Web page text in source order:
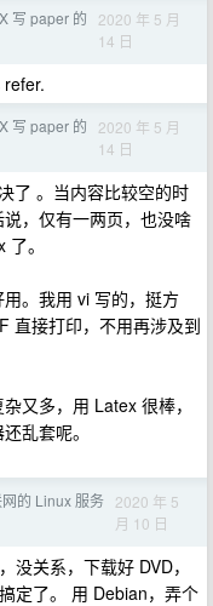
写 paper 的
2020 年 5 月
14 日
写 paper 的
2020 年 5 月
14 日
了 。当内容比较空的时
，仅有一两页，也没啥
。
。我用 vi 写的，挺方
直接打印，不用再涉及到
又多，用 Latex 很棒，
乱套呢。
的 Linux 服务 2020 年 5
月 10 日
关系，下载好 DVD，
定了。 用 Debian，弄个